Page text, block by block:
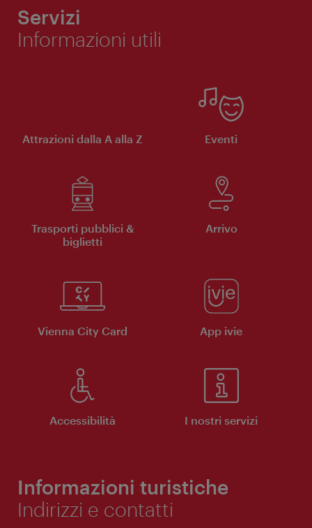
Servizi
Informazioni utili
Attrazioni dalla A alla Z Eventi
Trasporti pubblici &
biglietti
Arrivo
Vienna City Card App ivie
Accessibilità I nostri servizi
Informazioni turistiche
Indirizzi e contatti